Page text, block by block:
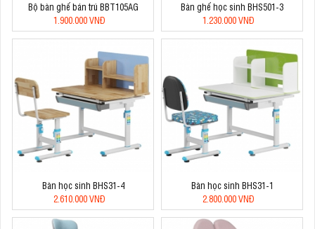
Bộ bàn ghế bán trú BBT105AG
1.900.000 VNĐ
Bàn ghế học sinh BHS501-3
1.230.000 VNĐ
Bàn học sinh BHS31-4
2.610.000 VNĐ
Bàn học sinh BHS31-1
2.800.000 VNĐ